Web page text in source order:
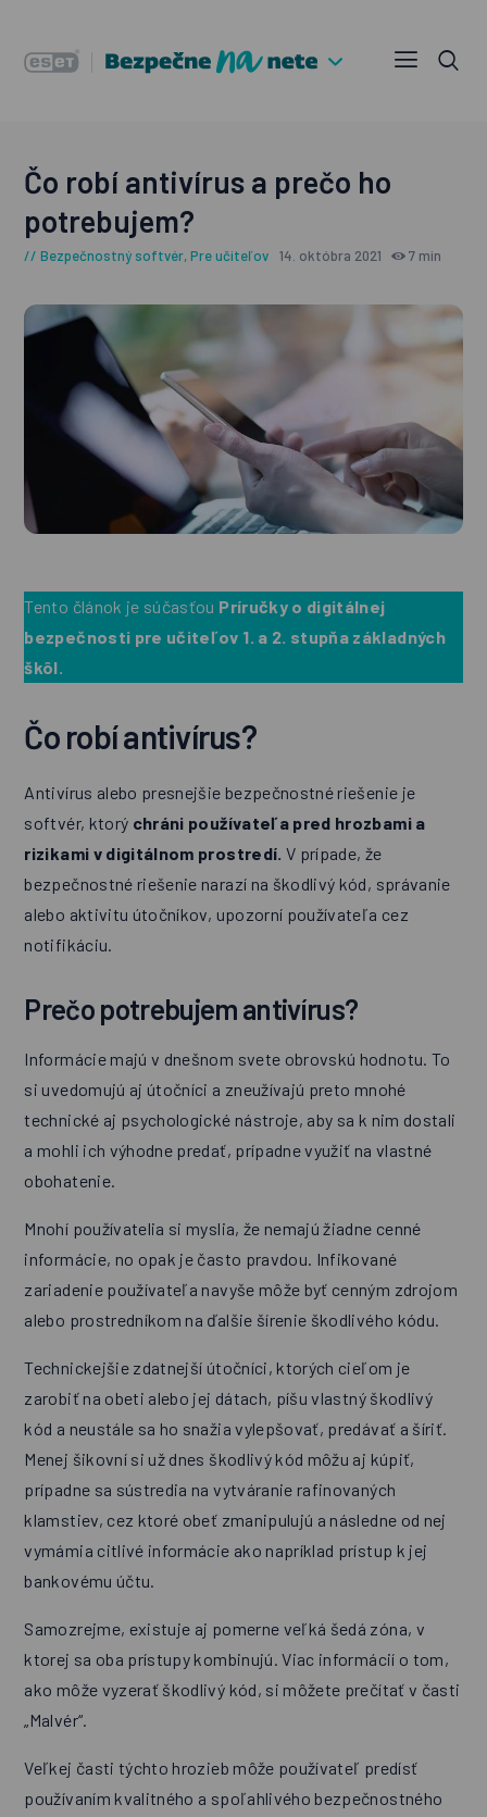
Čo robí antivírus a prečo ho
potrebujem?
Bezpečnostný softvér,Pre učiteľov 14. októbra 2021 7 min
Tento článok je súčasťou Príručky o digitálnej
bezpečnosti pre učiteľov 1. a 2. stupňa základných
škôl.
Čo robí antivírus?
Antivírus alebo presnejšie bezpečnostné riešenie je
softvér, ktorý chráni používateľa pred hrozbami a
rizikami v digitálnom prostredí. V prípade, že
bezpečnostné riešenie narazí na škodlivý kód, správanie
alebo aktivitu útočníkov, upozorní používateľa cez
notifikáciu.
Prečo potrebujem antivírus?
Informácie majú v dnešnom svete obrovskú hodnotu. To
si uvedomujú aj útočníci a zneužívajú preto mnohé
technické aj psychologické nástroje, aby sa k nim dostali
a mohli ich výhodne predať, prípadne využiť na vlastné
obohatenie.
Mnohí používatelia si myslia, že nemajú žiadne cenné
informácie, no opak je často pravdou. Infikované
zariadenie používateľa navyše môže byť cenným zdrojom
alebo prostredníkom na ďalšie šírenie škodlivého kódu.
Technickejšie zdatnejší útočníci, ktorých cieľom je
zarobiť na obeti alebo jej dátach, píšu vlastný škodlivý
kód a neustále sa ho snažia vylepšovať, predávať a šíriť.
Menej šikovní si už dnes škodlivý kód môžu aj kúpiť,
prípadne sa sústredia na vytváranie rafinovaných
klamstiev, cez ktoré obeť zmanipulujú a následne od nej
vymámia citlivé informácie ako napríklad prístup k jej
bankovému účtu.
Samozrejme, existuje aj pomerne veľká šedá zóna, v
ktorej sa oba prístupy kombinujú. Viac informácií o tom,
ako môže vyzerať škodlivý kód, si môžete prečítať v časti
„Malvér“.
Veľkej časti týchto hrozieb môže používateľ predísť
používaním kvalitného a spoľahlivého bezpečnostného